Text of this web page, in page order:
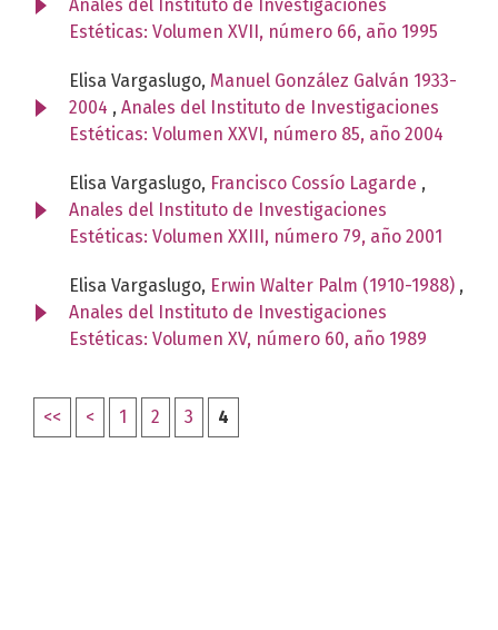
Anales del Instituto de Investigaciones
Estéticas: Volumen XVII, número 66, año 1995
Elisa Vargaslugo, Manuel González Galván 1933-
2004 , Anales del Instituto de Investigaciones
Estéticas: Volumen XXVI, número 85, año 2004
Elisa Vargaslugo, Francisco Cossío Lagarde ,
Anales del Instituto de Investigaciones
Estéticas: Volumen XXIII, número 79, año 2001
Elisa Vargaslugo, Erwin Walter Palm (1910-1988) ,
Anales del Instituto de Investigaciones
Estéticas: Volumen XV, número 60, año 1989
<< < 1 2 3 4